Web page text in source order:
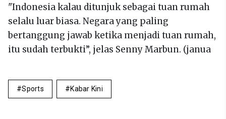
"Indonesia kalau ditunjuk sebagai tuan rumah
selalu luar biasa. Negara yang paling
bertanggung jawab ketika menjadi tuan rumah,
itu sudah terbukti”, jelas Senny Marbun. (janua
Sports Kabar Kini